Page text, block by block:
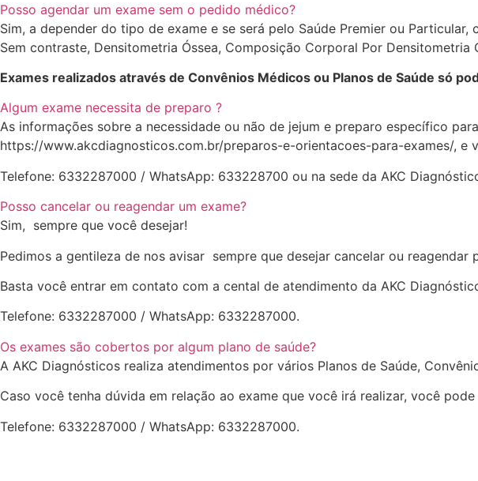
Posso agendar um exame sem o pedido médico?
Sim, a depender do tipo de exame e se será pelo Saúde Premier ou
Sem contraste, Densitometria Óssea, Composição Corporal Por
Exames realizados através de Convênios Médicos ou Planos de Saúde só
Algum exame necessita de preparo ?
As informações sobre a necessidade ou não de jejum e preparo específico
https://www.akcdiagnosticos.com.br/preparos-e-orientacoes-para-exames/, e
Telefone: 6332287000 / WhatsApp: 633228700 ou na sede da AKC
Posso cancelar ou reagendar um exame?
Sim, sempre que você desejar!
Pedimos a gentileza de nos avisar sempre que desejar cancelar ou
Basta você entrar em contato com a cental de atendimento da AKC
Telefone: 6332287000 / WhatsApp: 6332287000.
Os exames são cobertos por algum plano de saúde?
A AKC Diagnósticos realiza atendimentos por vários Planos de Saúde,
Caso você tenha dúvida em relação ao exame que você irá realizar, você
Telefone: 6332287000 / WhatsApp: 6332287000.